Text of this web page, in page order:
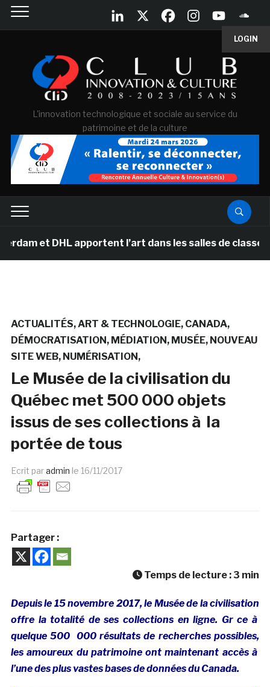
LOGIN
L'innovation technologique et sociale au service du
patrimoine et de la culture
et DHL apportent l’art dans les salles de classe des
ACTUALITÉS ART & TECHNOLOGIE CANADA
DÉMOCRATISATION
MÉDIATION MUSÉE NOUVEAU
SITE WEB NUMÉRISATION
Le Musée de la civilisation du
Québec met 500 000 objets
issus de ses collections à la
portée de tous
Ecrit paradmin le 16/11/2017
Partager :
Temps de lecture : 3 min
Depuis le 15 novembre 2017, le Musée de la civilisation
offre la totalité de ses collections en ligne. Gr ce à
quelque 500 000 résultats de recherches possibles,
les amoureux du patrimoine ont maintenant accès à
l’une des plus vastes bases de données du Canada.